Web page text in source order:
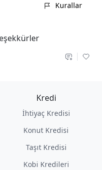
Kurallar
Kredi
İhtiyaç Kredisi
Konut Kredisi
Taşıt Kredisi
Kobi Kredileri